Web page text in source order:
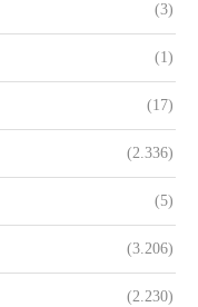
(3)
(1)
(17)
(2.336)
(5)
(3.206)
(2.230)